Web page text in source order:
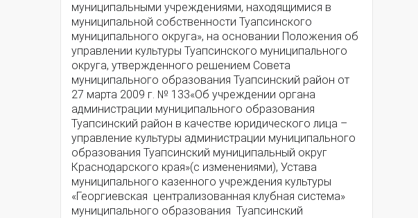
муниципальными учреждениями, находящимися в
муниципальной собственности Туапсинского
муниципального округа», на основании Положения об
управлении культуры Туапсинского муниципального
округа, утвержденного решением Совета
муниципального образования Туапсинский район от
27 марта 2009 г. № 133«Об учреждении органа
администрации муниципального образования
Туапсинский район в качестве юридического лица –
управление культуры администрации муниципального
образования Туапсинский муниципальный округ
Краснодарского края»(с изменениями), Устава
муниципального казенного учреждения культуры
«Георгиевская централизованная клубная система»
муниципального образования Туапсинский